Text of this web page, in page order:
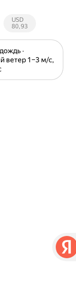
Курсы ЦБ
РФ
USD
80,93
·
ветер 1⁠–⁠3 м⁠/⁠с,